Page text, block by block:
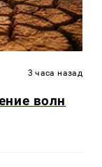
3 часа назад
волн